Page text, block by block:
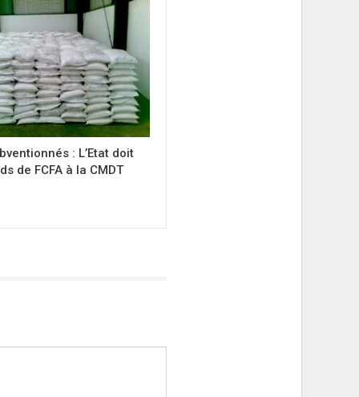
: L’Etat doit
de FCFA à la CMDT